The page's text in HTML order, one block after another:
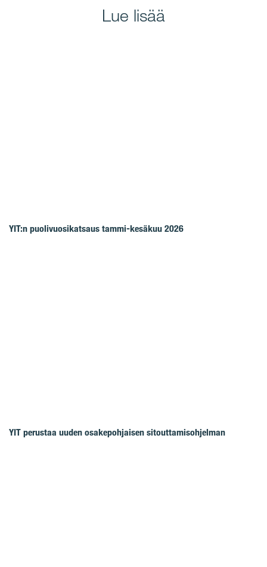
Lue lisää
YIT:n puolivuosikatsaus tammi-kesäkuu 2026
YIT perustaa uuden osakepohjaisen sitouttamisohjelman